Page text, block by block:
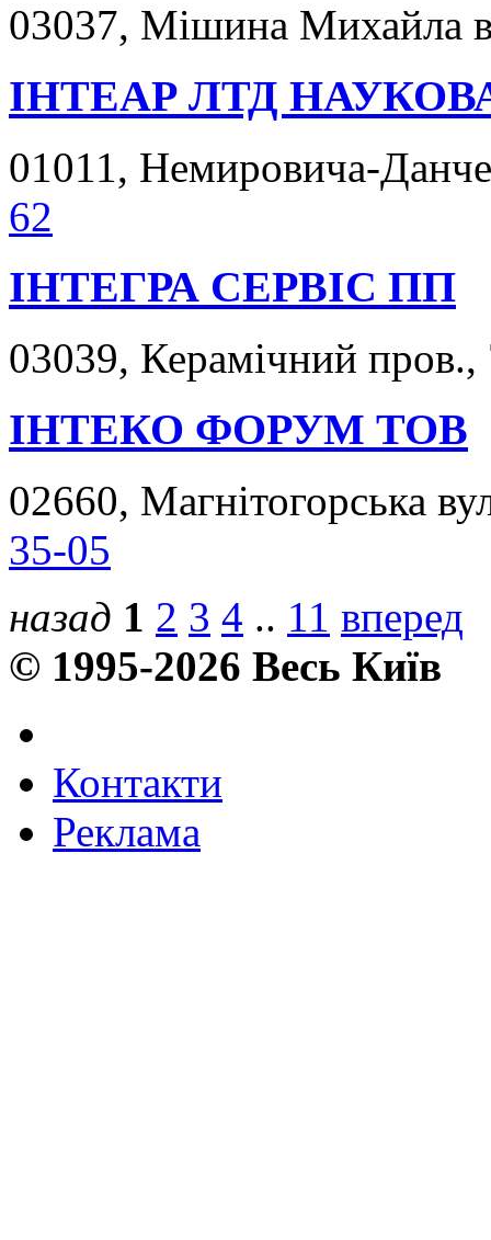
03037, Мішина Михайла
ІНТЕАР ЛТД
01011, Немировича-
62
ІНТЕГРА СЕРВІС ПП
03039, Керамічний
ІНТЕКО ФОРУМ ТОВ
02660, Магнітогорська
35-05
назад 1 2 3 4 .. 11 вперед
© 1995-2026 Весь Київ
Контакти
Реклама